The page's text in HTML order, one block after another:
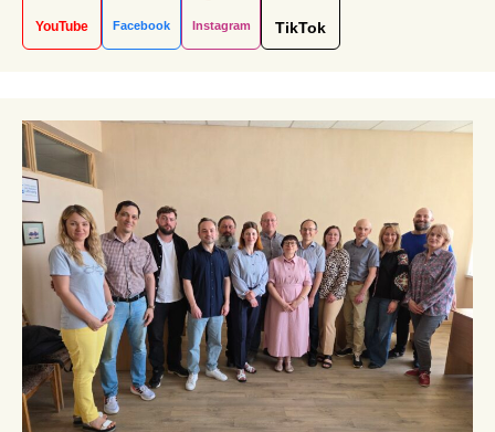
YouTube Facebook Instagram TikTok